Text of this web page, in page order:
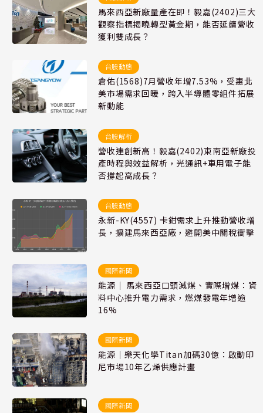
馬來西亞新廠量產在即！毅嘉(2402)三大
觀察指標揭曉轉型黃金期，能否延續營收
獲利雙成長？
台股動態
倉佑(1568)7月營收年增7.53%，受惠北
美市場需求回暖，跨入半導體零組件拓展
新動能
台股解析
營收連創新高！毅嘉(2402)東南亞新廠投
產時程與效益解析，光通訊+車用電子能
否撐起高成長？
台股動態
永新-KY(4557) 卡鉗需求上升推動營收增
長，擴建馬來西亞廠，避開美中關稅衝擊
國際新聞
能源｜ 馬來西亞口頭減煤、實際增煤：資
料中心推升電力需求，燃煤發電年增逾
16%
國際新聞
能源｜樂天化學Titan加碼30億：啟動印
尼市場10年乙烯供應計畫
國際新聞